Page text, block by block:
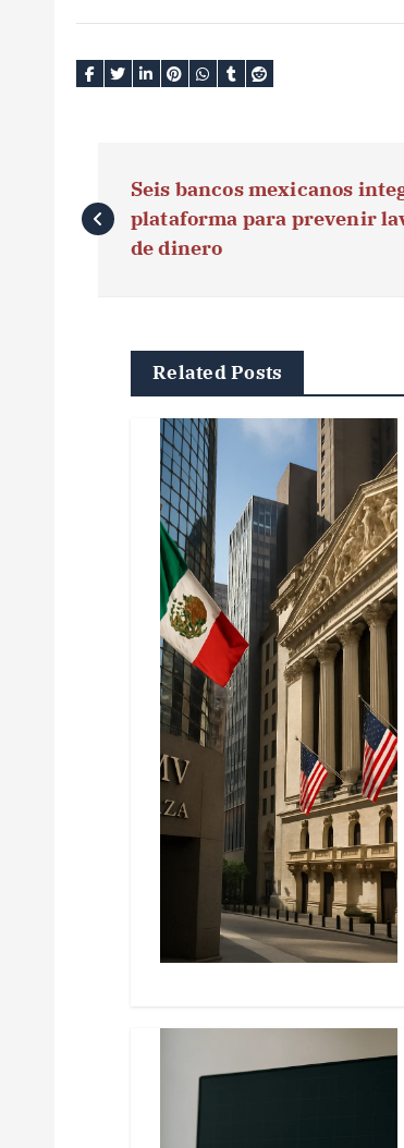
a
Seis bancos mexicanos
plataforma para prevenir
de dinero
Related Posts